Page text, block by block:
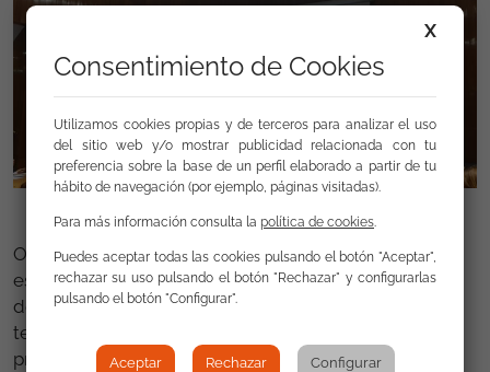
Otro de los actos conmemorativos donde la FSG
estará presente para conmemorar el XXX Aniversario
de la Convención de los Derechos de la Infancia,
tendrá lugar en el Ministerio de Justicia, con la
presencia de Dña. Dolores Delgado, Ministra de
X
Consentimiento de Cookies
Utilizamos cookies propias y de terceros para analizar el uso
del sitio web y/o mostrar publicidad relacionada con tu
preferencia sobre la base de un perfil elaborado a partir de tu
hábito de navegación (por ejemplo, páginas visitadas).
Para más información consulta la política de cookies
Puedes aceptar todas las cookies pulsando el botón "Aceptar",
rechazar su uso pulsando el botón "Rechazar" y configurarlas
pulsando el botón "Configurar".
Aceptar Rechazar Configurar